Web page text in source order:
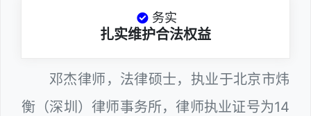
务实
扎实维护合法权益
邓杰律师，法律硕士，执业于北京市炜
衡（深圳）律师事务所，律师执业证号为14